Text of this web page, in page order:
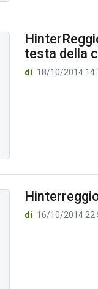
testa della
di 18/10/2014
di 16/10/2014